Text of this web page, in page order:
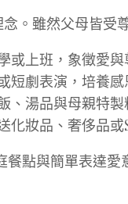
。雖然父母皆受
或上班，象徵愛
短劇表演，培養感
、湯品與母親特
妝品、奢侈品或
點與簡單表達愛